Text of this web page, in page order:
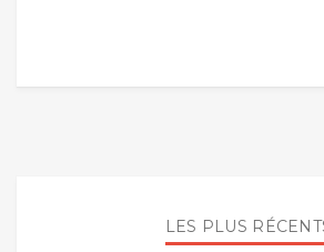
LES PLUS